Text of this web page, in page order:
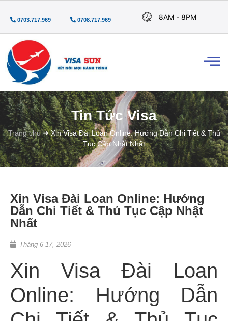
0703.717.969 0708.717.969 8AM - 8PM
Tin Tức Visa
Trang chủ➜Xin Visa Đài Loan Online: Hướng Dẫn Chi Tiết & Thủ
Tục Cập Nhật Nhất
Xin Visa Đài Loan Online: Hướng
Dẫn Chi Tiết & Thủ Tục Cập Nhật
Nhất
Tháng 6 17, 2026
Xin Visa Đài Loan
Online: Hướng Dẫn